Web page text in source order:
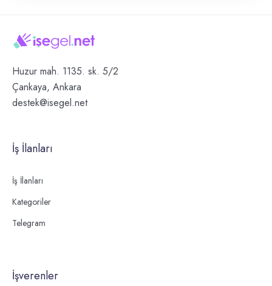
Huzur mah. 1135. sk. 5/2
Çankaya, Ankara
destek@isegel.net
İş İlanları
İş İlanları
Kategoriler
Telegram
İşverenler